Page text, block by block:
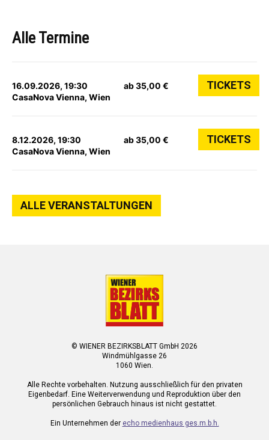
Alle Termine
16.09.2026, 19:30
CasaNova Vienna, Wien
ab 35,00 € TICKETS
8.12.2026, 19:30
CasaNova Vienna, Wien
ab 35,00 € TICKETS
ALLE VERANSTALTUNGEN
© WIENER BEZIRKSBLATT GmbH 2026
Windmühlgasse 26
1060 Wien.
Alle Rechte vorbehalten. Nutzung ausschließlich für den privaten
Eigenbedarf. Eine Weiterverwendung und Reproduktion über den
persönlichen Gebrauch hinaus ist nicht gestattet.
Ein Unternehmen der echo medienhaus ges.m.b.h.